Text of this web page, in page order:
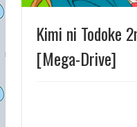
Kimi ni Todoke
[Mega-Drive]